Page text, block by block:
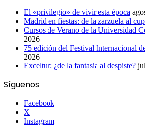
El «privilegio» de vivir esta época
Madrid en fiestas: de la zarzuela al
Cursos de Verano de la Universidad
2026
75 edición del Festival Internacional
2026
Exceltur: ¿de la fantasía al despiste?
Síguenos
Facebook
X
Instagram